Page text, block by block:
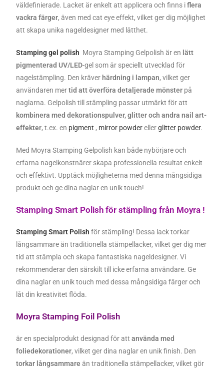
väldefinierade. Lacket är enkelt att applicera och finns iflera
vackra färger, även med cat eye effekt, vilket ger dig möjlighet
att skapa unika nageldesigner med lätthet.
Stamping gel polish Moyra Stamping Gelpolish är en lätt
pigmenterad UV/LED-gel som är speciellt utvecklad för
nagelstämpling. Den kräver härdning i lampan, vilket ger
användaren mertid att överföra detaljerade mönster på
naglarna. Gelpolish till stämpling passar utmärkt för att
kombinera med dekorationspulver, glitter och andra nail art-
effekter, t.ex. en pigment , mirror powderellerglitter powder.
Med Moyra Stamping Gelpolish kan både nybörjare och
erfarna nagelkonstnärer skapa professionella resultat enkelt
och effektivt. Upptäck möjligheterna med denna mångsidiga
produkt och ge dina naglar en unik touch!
Stamping Smart Polish för stämpling från Moyra !
Stamping Smart Polish för stämpling! Dessa lack torkar
långsammare än traditionella stämpellacker, vilket ger dig mer
tid att stämpla och skapa fantastiska nageldesigner. Vi
rekommenderar den särskilt till icke erfarna användare. Ge
dina naglar en unik touch med dessa mångsidiga färger och
låt din kreativitet flöda.
Moyra Stamping Foil Polish
är en specialprodukt designad för attanvända med
foliedekorationer, vilket ger dina naglar en unik finish. Den
torkar långsammare än traditionella stämpellacker, vilket gör